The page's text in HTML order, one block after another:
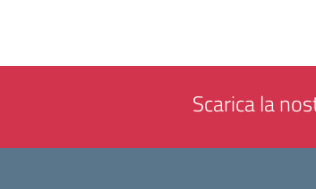
Scarica la